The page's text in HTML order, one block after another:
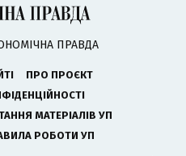
ПРАВДА
ПРО ПРОЄКТ
МАТЕРІАЛІВ УП
РОБОТИ УП